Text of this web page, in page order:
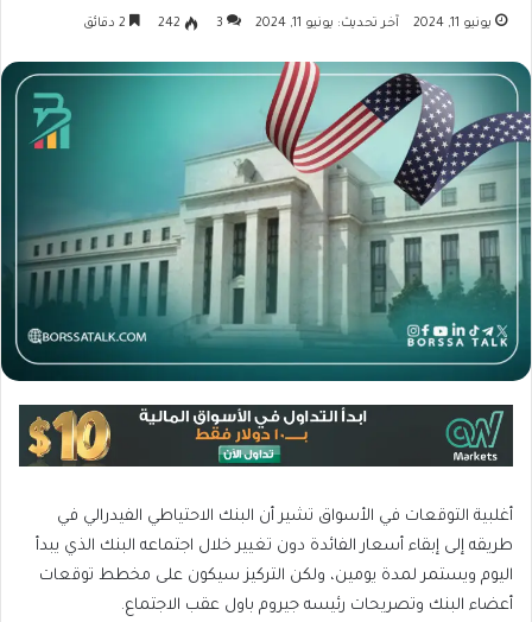
يونيو 11, 2024 آخر تحديث: يونيو 11, 2024 3
242
أغلبية التوقعات في الأسواق تشير أن البنك الاحتياطي الفيدرالي في
طريقه إلى إبقاء أسعار الفائدة دون تغيير خلال اجتماعه البنك الذي يبدأ
اليوم ويستمر لمدة يومين، ولكن التركيز سيكون على مخطط توقعات
أعضاء البنك وتصريحات رئيسه جيروم باول عقب الاجتماع.